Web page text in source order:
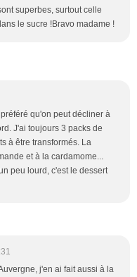
superbes, surtout celle
le sucre !Bravo madame !
qu'on peut décliner à
J'ai toujours 3 packs de
à être transformés. La
et à la cardamome...
peu lourd, c'est le dessert
j'en ai fait aussi à la